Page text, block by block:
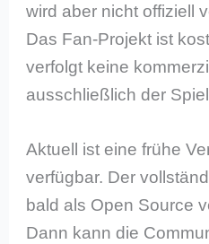
wird aber nicht offiziell
Das Fan-Projekt ist
verfolgt keine
ausschließlich der
Aktuell ist eine frühe
verfügbar. Der
bald als Open Source
Dann kann die